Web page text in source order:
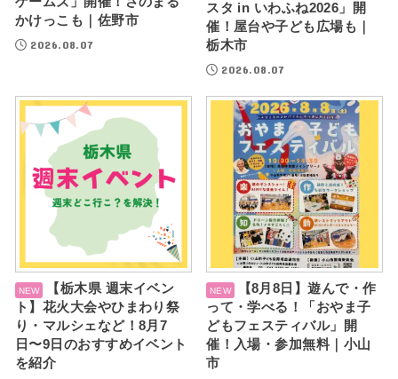
かけっこも｜佐野市
2026.08.07
スタ in いわふね2026」開
催！屋台や子ども広場も｜
栃木市
2026.08.07
【栃木県 週末イベン
ト】花火大会やひまわり祭
り・マルシェなど！8月7
日〜9日のおすすめイベント
を紹介
【8月8日】遊んで・作
って・学べる！「おやま子
どもフェスティバル」開
催！入場・参加無料｜小山
市